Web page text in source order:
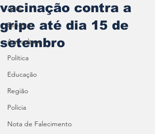
Assis
Esporte
Agricultura
Política
Educação
Região
Polícia
Nota de Falecimento
vacinação contra a
gripe até dia 15 de
setembro